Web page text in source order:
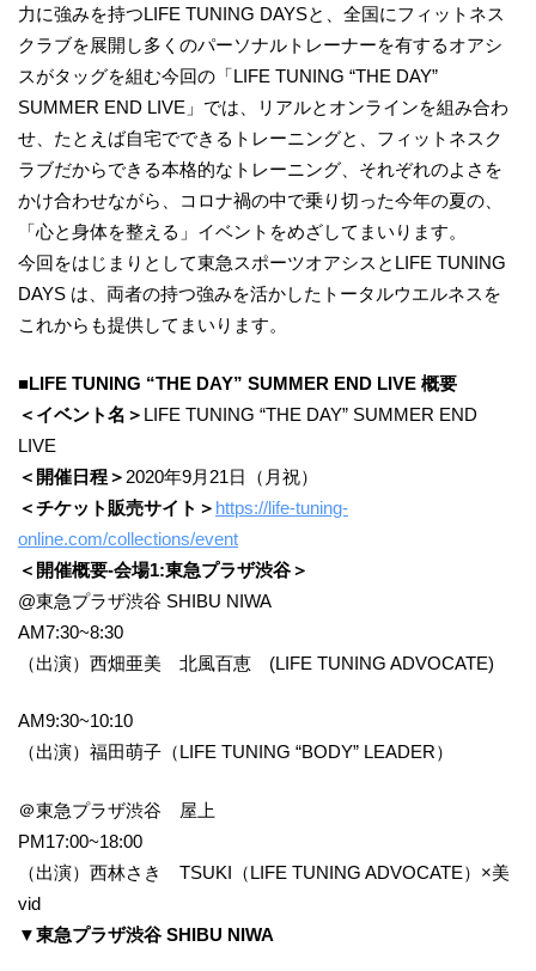
力に強みを持つLIFE TUNING DAYSと、全国にフィットネス
クラブを展開し多くのパーソナルトレーナーを有するオアシ
スがタッグを組む今回の「LIFE TUNING “THE DAY”
SUMMER END LIVE」では、リアルとオンラインを組み合わ
せ、たとえば自宅でできるトレーニングと、フィットネスク
ラブだからできる本格的なトレーニング、それぞれのよさを
かけ合わせながら、コロナ禍の中で乗り切った今年の夏の、
「心と身体を整える」イベントをめざしてまいります。
今回をはじまりとして東急スポーツオアシスとLIFE TUNING
DAYS は、両者の持つ強みを活かしたトータルウエルネスを
これからも提供してまいります。
■LIFE TUNING “THE DAY” SUMMER END LIVE 概要
＜イベント名＞ LIFE TUNING “THE DAY” SUMMER END
LIVE
＜開催日程＞ 2020年9月21日（月祝）
＜チケット販売サイト＞ https://life-tuning-
online.com/collections/event
＜開催概要-会場1:東急プラザ渋谷＞
@東急プラザ渋谷 SHIBU NIWA
AM7:30~8:30
（出演）西畑亜美 北風百恵 (LIFE TUNING ADVOCATE)
AM9:30~10:10
（出演）福田萌子（LIFE TUNING “BODY” LEADER）
＠東急プラザ渋谷 屋上
PM17:00~18:00
（出演）西林さき TSUKI（LIFE TUNING ADVOCATE）×美
vid
▼東急プラザ渋谷 SHIBU NIWA